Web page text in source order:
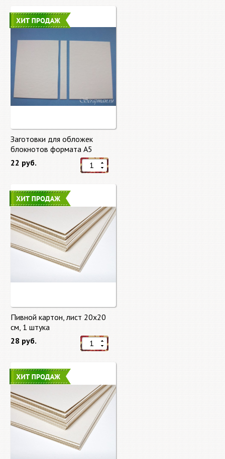
Заготовки для обложек
блокнотов формата А5
22 руб.
Пивной картон, лист 20х20
cм, 1 штука
28 руб.